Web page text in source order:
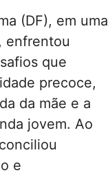
(DF), em uma
enfrentou
que
precoce,
da mãe e a
jovem. Ao
e